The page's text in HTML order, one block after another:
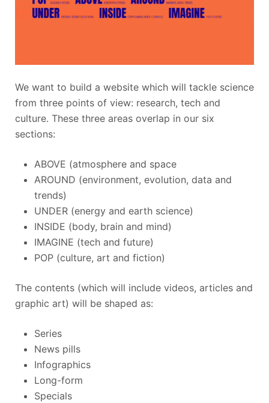
We want to build a website which will tackle science
from three points of view: research, tech and
culture. These three areas overlap in our six
sections:
ABOVE (atmosphere and space
AROUND (environment, evolution, data and
trends)
UNDER (energy and earth science)
INSIDE (body, brain and mind)
IMAGINE (tech and future)
POP (culture, art and fiction)
The contents (which will include videos, articles and
graphic art) will be shaped as:
Series
News pills
Infographics
Long-form
Specials